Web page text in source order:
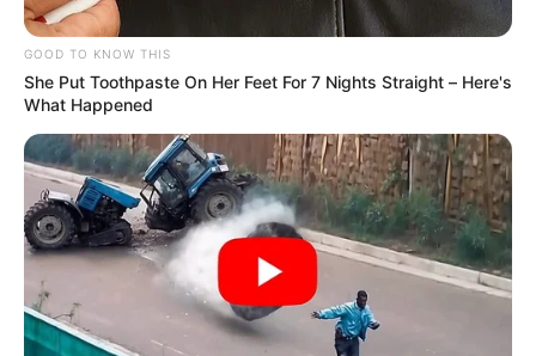
Tenemos todas las noticias que le
interesan. Para estar bien informado, por
favor, active las notificaciones de Alerta.
ACTIVAR AHORA
TEMAS DESTACADOS
EMERGENCIAS POR LLUVIAS
GOOD TO KNOW THIS
She Put Toothpaste On Her Feet For 7 Nights Straight – Here's
What Happened